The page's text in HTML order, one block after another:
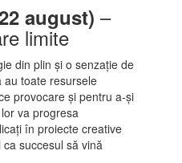
august) –
limite
din plin și o senzație de
au toate resursele
provocare și pentru a-și
va progresa
în proiecte creative
succesul să vină